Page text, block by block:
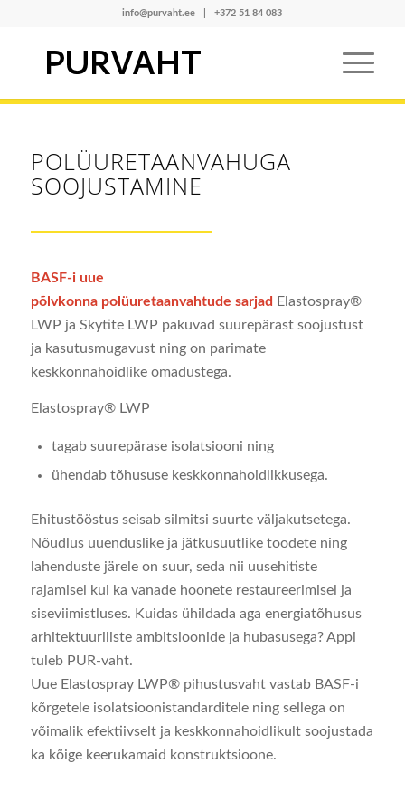
info@purvaht.ee |+372 51 84 083
POLÜURETAANVAHUGA
SOOJUSTAMINE
BASF-i uue
põlvkonna polüuretaanvahtude sarjad Elastospray®
LWP ja Skytite LWP pakuvad suurepärast soojustust
ja kasutusmugavust ning on parimate
keskkonnahoidlike omadustega.
Elastospray® LWP
tagab suurepärase isolatsiooni ning
ühendab tõhususe keskkonnahoidlikkusega.
Ehitustööstus seisab silmitsi suurte väljakutsetega.
Nõudlus uuenduslike ja jätkusuutlike toodete ning
lahenduste järele on suur, seda nii uusehitiste
rajamisel kui ka vanade hoonete restaureerimisel ja
siseviimistluses. Kuidas ühildada aga energiatõhusus
arhitektuuriliste ambitsioonide ja hubasusega? Appi
tuleb PUR-vaht.
Uue Elastospray LWP® pihustusvaht vastab BASF-i
kõrgetele isolatsioonistandarditele ning sellega on
võimalik efektiivselt ja keskkonnahoidlikult soojustada
ka kõige keerukamaid konstruktsioone.